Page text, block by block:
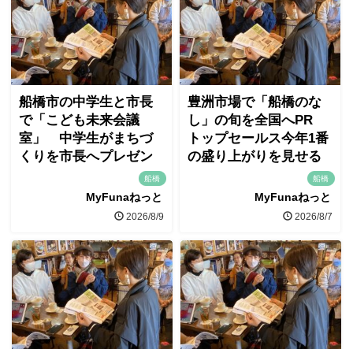
船橋市の中学生と市長
で「こども未来会議
室」 中学生がまちづ
くりを市長へプレゼン
船橋
MyFunaねっと
2026/8/9
豊洲市場で「船橋のな
し」の旬を全国へPR
トップセールス今年1番
の盛り上がりを見せる
船橋
MyFunaねっと
2026/8/7